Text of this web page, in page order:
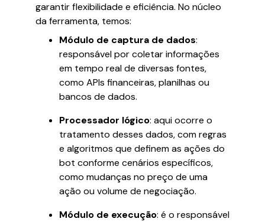
garantir flexibilidade e eficiência. No núcleo
da ferramenta, temos:
Módulo de captura de dados:
responsável por coletar informações
em tempo real de diversas fontes,
como APIs financeiras, planilhas ou
bancos de dados.
Processador lógico: aqui ocorre o
tratamento desses dados, com regras
e algoritmos que definem as ações do
bot conforme cenários específicos,
como mudanças no preço de uma
ação ou volume de negociação.
Módulo de execução: é o responsável